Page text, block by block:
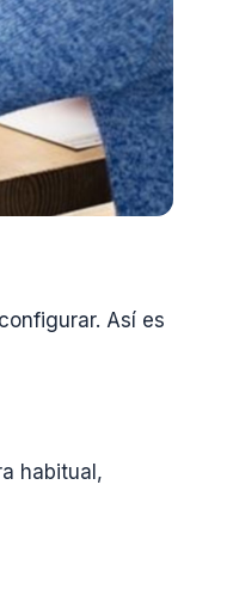
Así es
habitual,